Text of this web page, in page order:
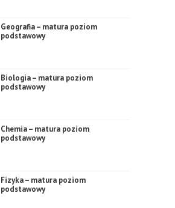
Geografia – matura poziom
podstawowy
Biologia – matura poziom
podstawowy
Chemia – matura poziom
podstawowy
Fizyka – matura poziom
podstawowy